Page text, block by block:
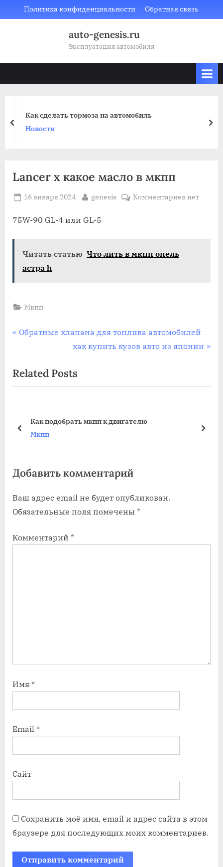
to
Политика конфиденциальности Обратная связь
auto-genesis.ru
Эксплуатация автомобиля
Как сделать тормоза на автомобиль
Новости
prev
Lancer x какое масло в мкпп
Posted
16 января 2024 By
genesis Комментариевкнет
75W-90 GL-4 или GL-5
Читать статью Что лить в мкпп опель
астра h
Мкпп
Навигация
записям
P
v
i
s
s
:
Обратные клапана для топлива автомобилей
N
x
t
как купить кузов авто из японии
Related Posts
Как подобрать мкпп к двигателю
Мкпп
prev next
Добавить комментарий
Ваш адрес email не будет опубликован.
Обязательные поля помечены *
Комментарий *
Имя *
Email *
Сайт
Сохранить моё имя, email и адрес сайта в этом
браузере для последующих моих комментариев.